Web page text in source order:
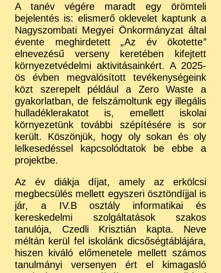
A tanév végére maradt egy örömteli
bejelentés is: elismerő oklevelet kaptunk a
Nagyszombati Megyei Önkormányzat által
évente meghirdetett „Az év ökotette”
elnevezésű verseny keretében kifejtett
környezetvédelmi aktivitásainkért. A 2025-
ös évben megvalósított tevékenységeink
közt szerepelt például a Zero Waste a
gyakorlatban, de felszámoltunk egy illegális
hulladéklerakatot is, emellett iskolai
környezetünk további szépítésére is sor
került. Köszönjük, hogy oly sokan és oly
lelkesedéssel kapcsolódtatok be ebbe a
projektbe.
Az év diákja díjat, amely az erkölcsi
megbecsülés mellett egyszeri ösztöndíjjal is
jár, a IV.B osztály informatikai és
kereskedelmi szolgáltatások szakos
tanulója, Czedli Krisztián kapta. Neve
méltán kerül fel iskolánk dicsőségtáblájára,
hiszen kiváló előmenetele mellett számos
tanulmányi versenyen ért el kimagasló